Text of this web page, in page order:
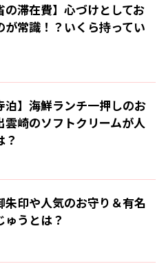
の滞在費】心づけとしてお
が常識！？いくら持ってい
泊】海鮮ランチ一押しのお
雲崎のソフトクリームが人
？
朱印や人気のお守り＆有名
ゅうとは？